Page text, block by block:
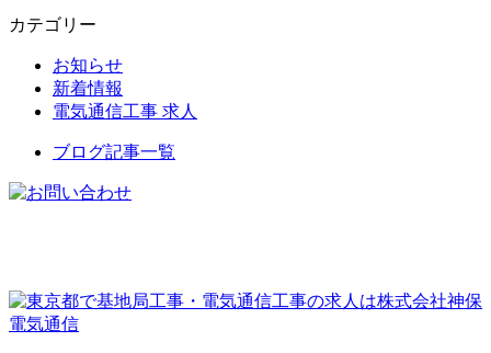
カテゴリー
お知らせ
新着情報
電気通信工事 求人
ブログ記事一覧